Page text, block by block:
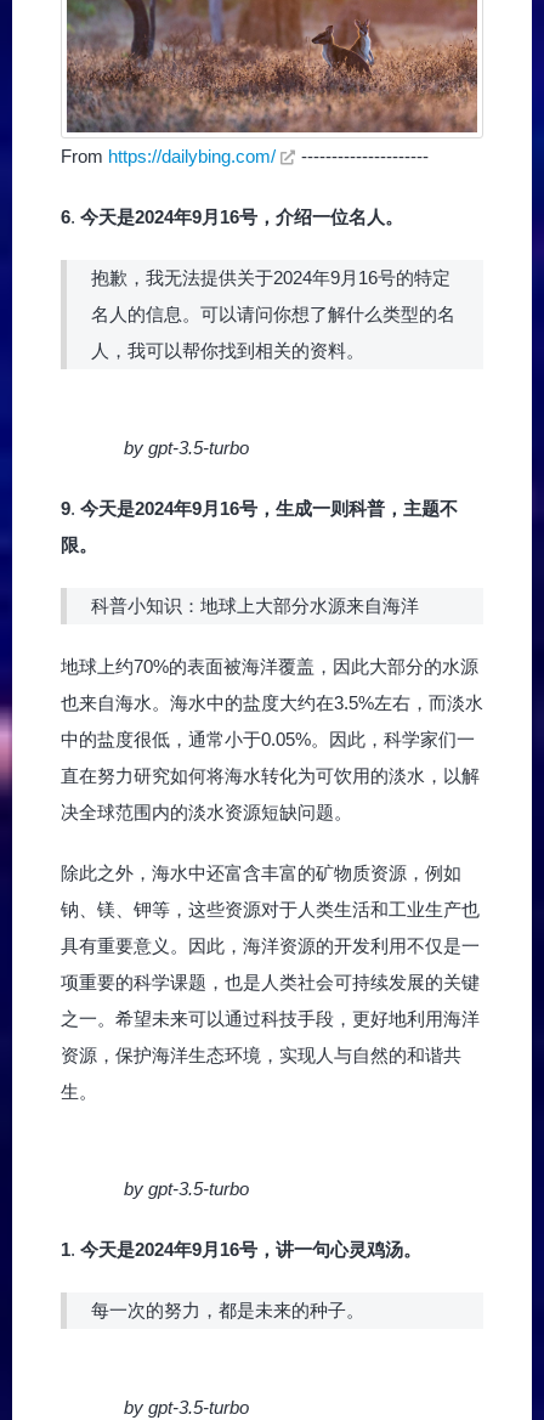
From https://dailybing.com/ ---------------------
6. 今天是2024年9月16号，介绍一位名人。
抱歉，我无法提供关于2024年9月16号的特定
名人的信息。可以请问你想了解什么类型的名
人，我可以帮你找到相关的资料。
by gpt-3.5-turbo
9. 今天是2024年9月16号，生成一则科普，主题不
限。
科普小知识：地球上大部分水源来自海洋
地球上约70%的表面被海洋覆盖，因此大部分的水源
也来自海水。海水中的盐度大约在3.5%左右，而淡水
中的盐度很低，通常小于0.05%。因此，科学家们一
直在努力研究如何将海水转化为可饮用的淡水，以解
决全球范围内的淡水资源短缺问题。
除此之外，海水中还富含丰富的矿物质资源，例如
钠、镁、钾等，这些资源对于人类生活和工业生产也
具有重要意义。因此，海洋资源的开发利用不仅是一
项重要的科学课题，也是人类社会可持续发展的关键
之一。希望未来可以通过科技手段，更好地利用海洋
资源，保护海洋生态环境，实现人与自然的和谐共
生。
by gpt-3.5-turbo
1. 今天是2024年9月16号，讲一句心灵鸡汤。
每一次的努力，都是未来的种子。
by gpt-3.5-turbo